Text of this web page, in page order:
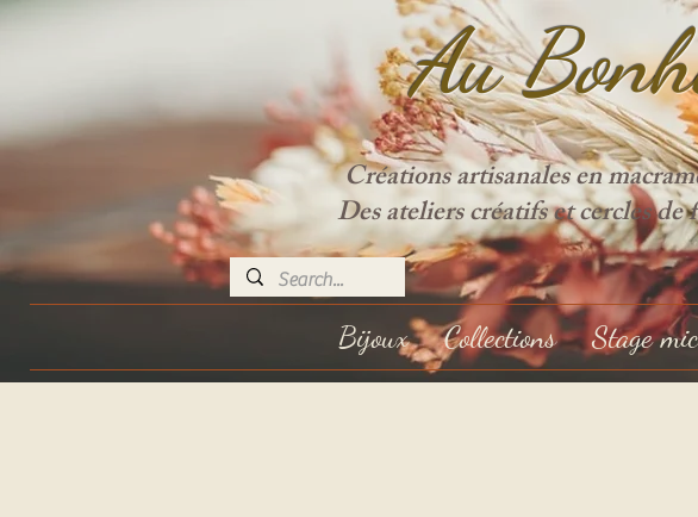
Au
Créations artisanales en
Des ateliers créatifs et cercles
Bijoux Collections Stage